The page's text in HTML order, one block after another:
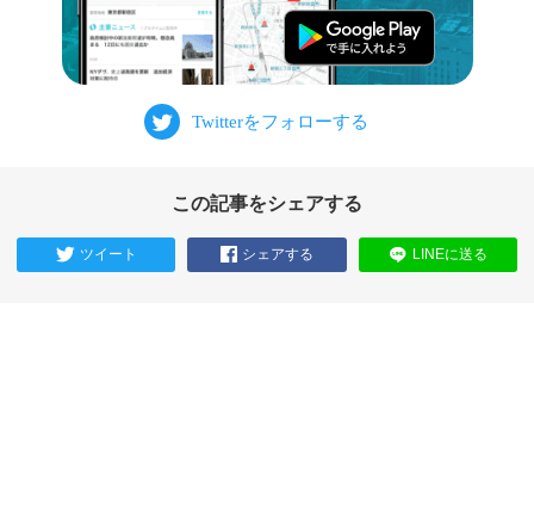
この記事をシェアする
ツイート シェアする LINEに送る